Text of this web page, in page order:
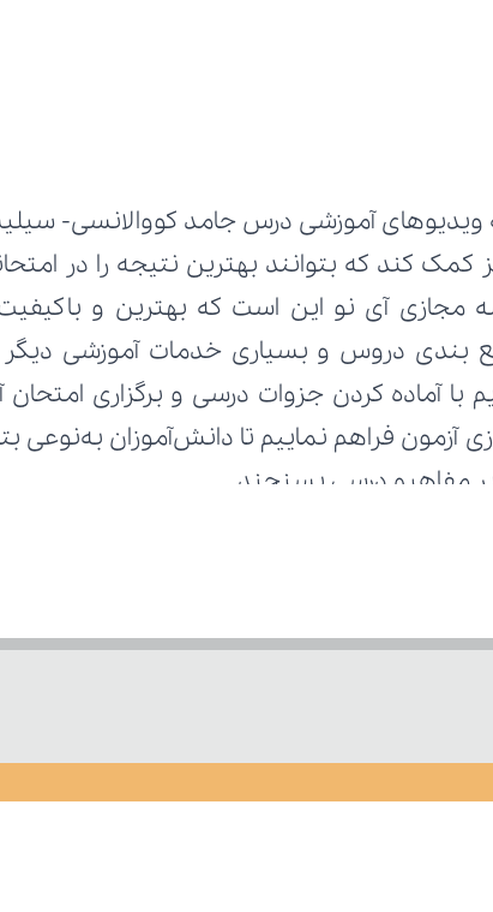
بر مفاهیم درسی بسنجند.